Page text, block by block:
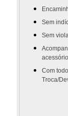
Sem
Sem
Com
Troca/